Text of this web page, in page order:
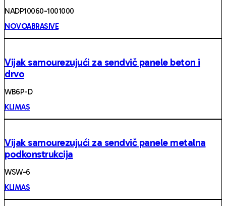
NADP10060-1001000
NOVOABRASIVE
Vijak samourezujući za sendvič panele beton i
drvo
WB6P-D
KLIMAS
Vijak samourezujući za sendvič panele metalna
podkonstrukcija
WSW-6
KLIMAS